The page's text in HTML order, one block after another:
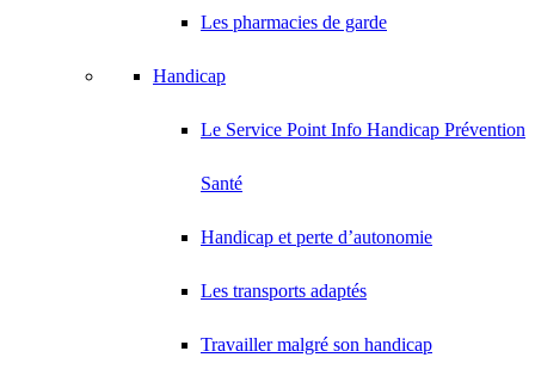
Les pharmacies de garde
Handicap
Le Service Point Info Handicap Prévention
Santé
Handicap et perte d’autonomie
Les transports adaptés
Travailler malgré son handicap